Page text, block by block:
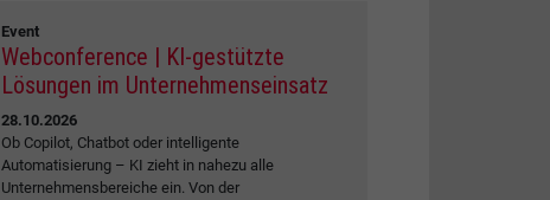
Event
Webconference | KI-gestützte
Lösungen im Unternehmenseinsatz
28.10.2026
Ob Copilot, Chatbot oder intelligente
Automatisierung – KI zieht in nahezu alle
Unternehmensbereiche ein. Von der